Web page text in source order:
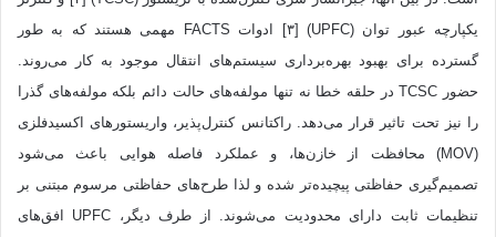
یکپارچه عبور توان (UPFC) [٣] ادوات FACTS مهمی هستند که به طور
گسترده برای بهبود بهره‌برداری سیستم‌های انتقال موجود به کار می‌روند.
حضور TCSC در حلقه خطا نه تنها مولفه‌های حالت دائم بلکه مولفه‌های گذرا
را نیز تحت تاثیر قرار می‌دهد. راکتانس کنترل‌پذیر، واریستورهای اکسیدفلزی
(MOV) محافظت از خازن‌ها، و عملکرد فاصله هوایی باعث می‌شود
تصمیم‌گیری حفاظتی پیچیده‌تر شده و لذا طرح‌های حفاظتی مرسوم مبتنی بر
تنظیمات ثابت دارای محدودیت می‌شوند. از طرف دیگر، UPFC افق‌های